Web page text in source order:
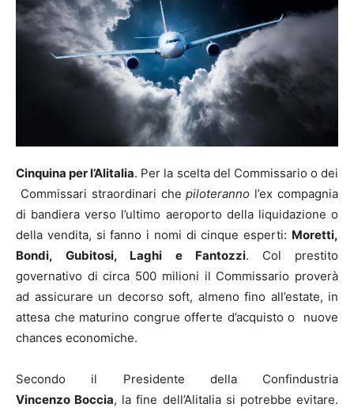
Cinquina per l’Alitalia. Per la scelta del Commissario o dei
Commissari straordinari chepiloteranno l’ex compagnia
di bandiera verso l’ultimo aeroporto della liquidazione o
della vendita, si fanno i nomi di cinque esperti: Moretti,
Bondi, Gubitosi, Laghi e Fantozzi. Col prestito
governativo di circa 500 milioni il Commissario proverà
ad assicurare un decorso soft, almeno fino all’estate, in
attesa che maturino congrue offerte d’acquisto o nuove
chances economiche.
Secondo il Presidente della Confindustria
Vincenzo Boccia, la fine dell’Alitalia si potrebbe evitare.